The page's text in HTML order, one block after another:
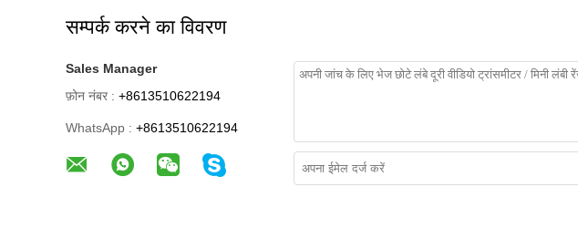
सम्पर्क करने का विवरण
Sales Manager
फ़ोन नंबर : +8613510622194
WhatsApp : +8613510622194